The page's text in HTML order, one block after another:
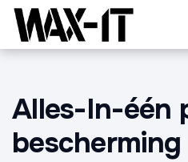
Overslaan naar inhoud
Alles-In-één
bescherming